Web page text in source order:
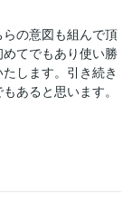
の意図も組んで頂
てでもあり使い勝
します。引き続き
あると思います。